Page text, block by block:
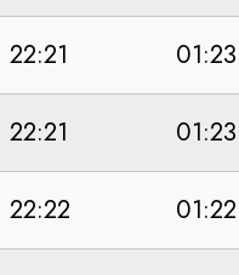
22:21 01:23
22:21 01:23
22:22 01:22